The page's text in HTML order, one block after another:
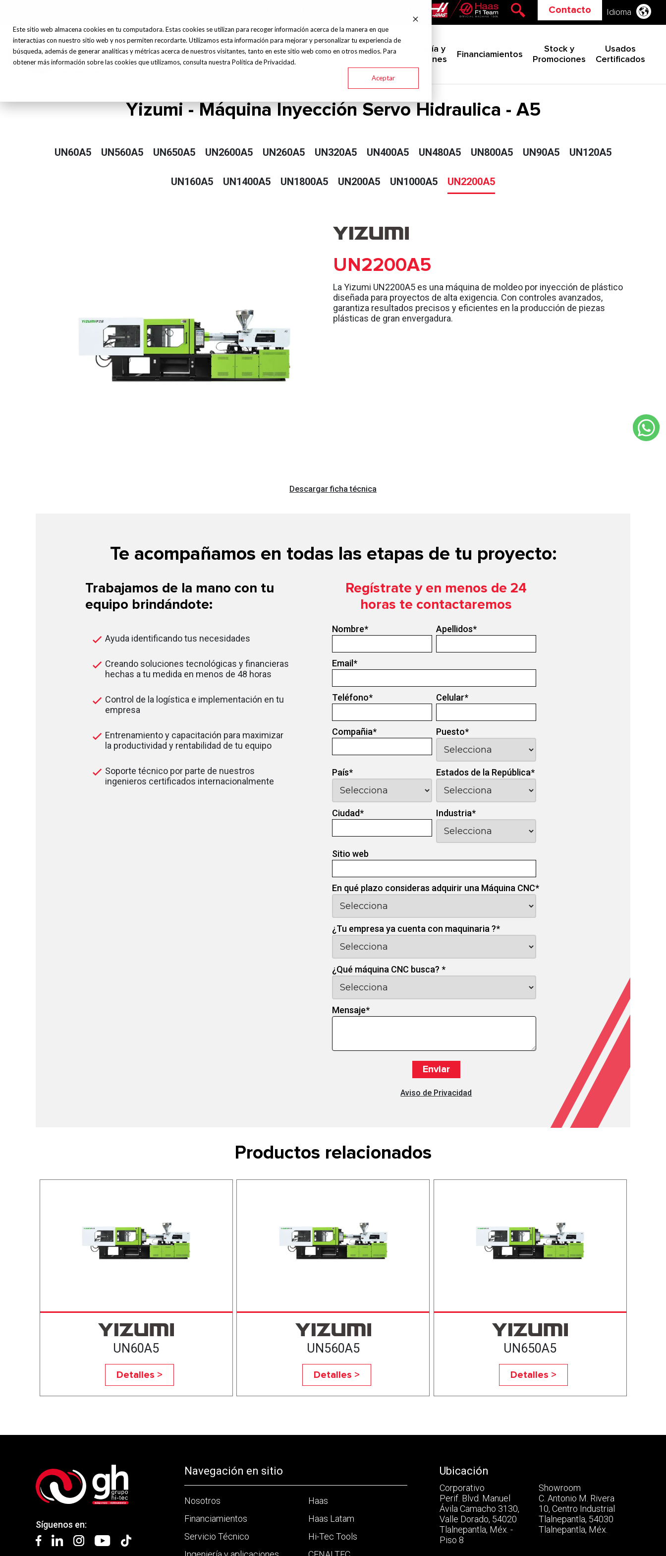
Este sitio web almacena cookies en tu computadora. Estas cookies se utilizan para recoger información acerca de la manera en que
interactúas con nuestro sitio web y nos permiten recordarte. Utilizamos esta información para mejorar y personalizar tu experiencia de
búsqueda, además de generar analíticas y métricas acerca de nuestros visitantes, tanto en este sitio web como en otros medios. Para
obtener más información sobre las cookies que utilizamos, consulta nuestra Política de Privacidad.
Aceptar
Contacto Idioma
Inicio Nosotros
Máquinas y
Herramientas
Marcas Industrias
Servicio
Ingeniería y
aplicaciones
Financiamientos
Stock y
Promociones
Usados
Certificados
Yizumi - Máquina Inyección Servo Hidraulica - A5
UN60A5 UN560A5 UN650A5 UN2600A5 UN260A5 UN320A5 UN400A5 UN480A5 UN800A5 UN90A5 UN120A5
UN160A5 UN1400A5 UN1800A5 UN200A5 UN1000A5 UN2200A5
UN2200A5
La Yizumi UN2200A5 es una máquina de moldeo por inyección de plástico
diseñada para proyectos de alta exigencia. Con controles avanzados,
garantiza resultados precisos y eficientes en la producción de piezas
plásticas de gran envergadura.
Descargar ficha técnica
Te acompañamos en todas las etapas de tu proyecto:
Trabajamos de la mano con tu
equipo brindándote:
Ayuda identificando tus necesidades
Creando soluciones tecnológicas y financieras
hechas a tu medida en menos de 48 horas
Control de la logística e implementación en tu
empresa
Entrenamiento y capacitación para maximizar
la productividad y rentabilidad de tu equipo
Soporte técnico por parte de nuestros
ingenieros certificados internacionalmente
Regístrate y en menos de 24
horas te contactaremos
Nombre* Apellidos*
Email*
Teléfono* Celular*
Compañia* Puesto*
País* Estados de la República*
Ciudad* Industria*
Sitio web
En qué plazo consideras adquirir una Máquina CNC*
¿Tu empresa ya cuenta con maquinaria ?*
¿Qué máquina CNC busca?*
Mensaje*
Aviso de Privacidad
Productos relacionados
UN60A5
Detalles >
UN560A5
Detalles >
UN650A5
Detalles >
Síguenos en:
Navegación en sitio
Nosotros
Financiamientos
Servicio Técnico
Haas
Haas Latam
Hi-Tec Tools
Ubicación
Corporativo
Perif. Blvd. Manuel
Ávila Camacho 3130,
Valle Dorado, 54020
Tlalnepantla, Méx. -
Piso 8
Showroom
C. Antonio M. Rivera
10, Centro Industrial
Tlalnepantla, 54030
Tlalnepantla, Méx.